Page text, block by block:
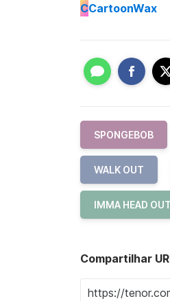
CCartoonWax
SPONGEBOB
WALK OUT
IMMA HEAD OUT
Compartilhar